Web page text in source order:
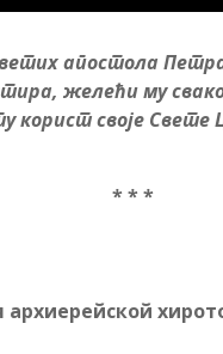
апостола
желећи му
своје Свете
* * *
архиерейской